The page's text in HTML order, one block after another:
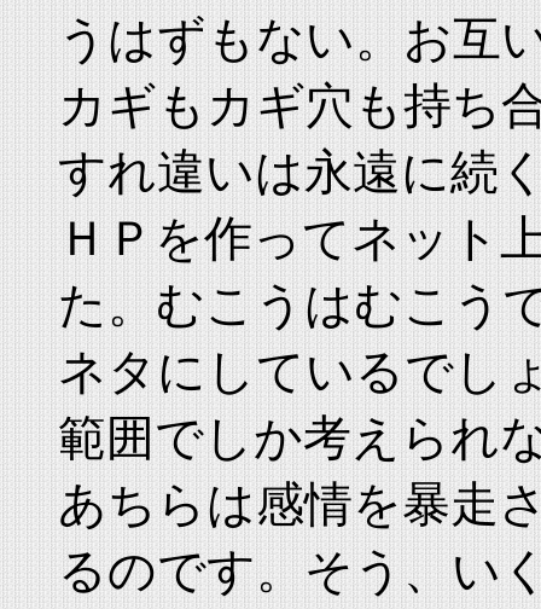
うはずもない。お互
カギもカギ穴も持ち
すれ違いは永遠に続
ＨＰを作ってネット
た。むこうはむこう
ネタにしているでし
範囲でしか考えられ
あちらは感情を暴走
るのです。そう、い